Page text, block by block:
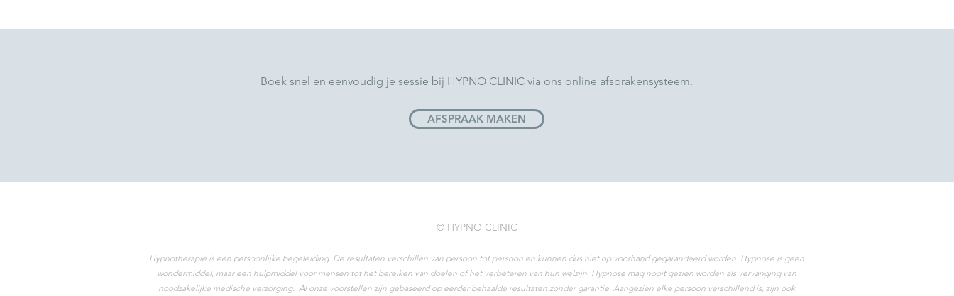
Boek snel en eenvoudig je sessie bij HYPNO CLINIC via ons online afsprakensysteem.
AFSPRAAK MAKEN
© HYPNO CLINIC
Hypnotherapie is een persoonlijke begeleiding. De resultaten verschillen van persoon tot persoon en kunnen dus niet op voorhand gegarandeerd worden. Hypnose is geen
wondermiddel, maar een hulpmiddel voor mensen tot het bereiken van doelen of het verbeteren van hun welzijn. Hypnose mag nooit gezien worden als vervanging van
noodzakelijke medische verzorging. Al onze voorstellen zijn gebaseerd op eerder behaalde resultaten zonder garantie. Aangezien elke persoon verschillend is, zijn ook